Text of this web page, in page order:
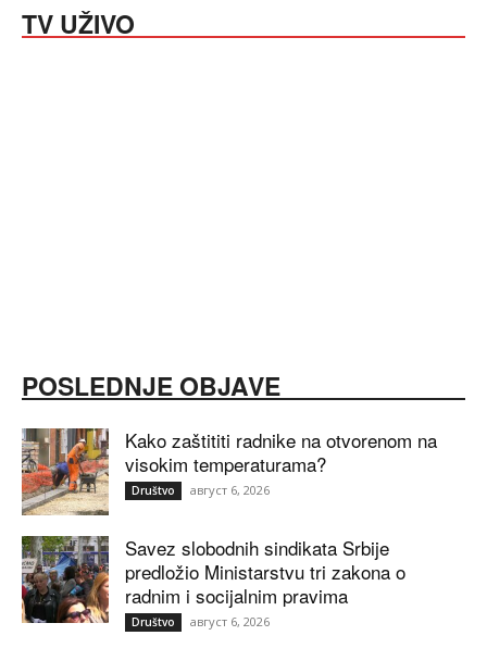
TV UŽIVO
POSLEDNJE OBJAVE
Kako zaštititi radnike na otvorenom na
visokim temperaturama?
Društvo август 6, 2026
Savez slobodnih sindikata Srbije
predložio Ministarstvu tri zakona o
radnim i socijalnim pravima
Društvo август 6, 2026